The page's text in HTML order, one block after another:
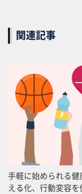
関連記事
手軽に始められる
える化、行動変容を